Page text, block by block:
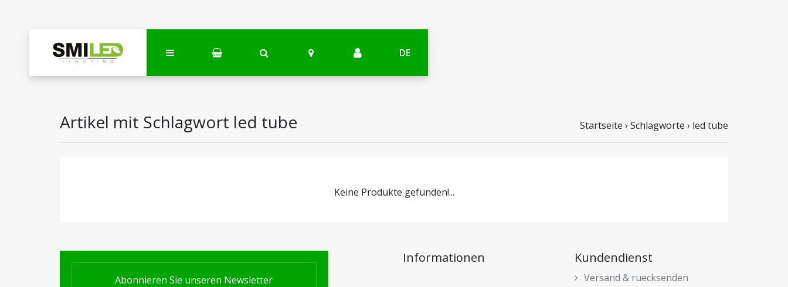
DE
Artikel mit Schlagwort led tube Startseite › Schlagworte › led tube
Keine Produkte gefunden!...
Abonnieren Sie unseren Newsletter
Informationen Kundendienst
Versand & ruecksenden